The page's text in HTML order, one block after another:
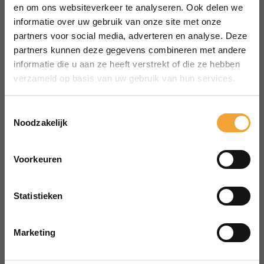
en om ons websiteverkeer te analyseren. Ook delen we
informatie over uw gebruik van onze site met onze
partners voor social media, adverteren en analyse. Deze
partners kunnen deze gegevens combineren met andere
informatie die u aan ze heeft verstrekt of die ze hebben
verzameld op basis van uw gebruik van hun services.
Noodzakelijk
Voorkeuren
Statistieken
Marketing
MENU
Over Smart Office
Hoe het werkt
Veelgestelde vragen
Reserveren vergaderruimte
088 7620276
Jachthavenweg 109H